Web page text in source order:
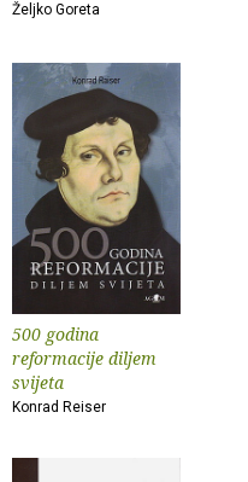
Željko Goreta
500 godina
reformacije diljem
svijeta
Konrad Reiser